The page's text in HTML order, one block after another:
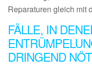
Reparaturen gleich mit
FÄLLE, IN
DRINGEND